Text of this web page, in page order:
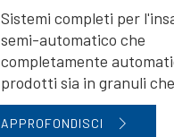
Sistemi completi per
semi-automatico che
completamente
prodotti sia in granuli
APPROFONDISCI